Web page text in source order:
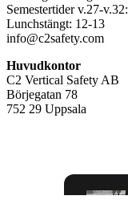
Semestertider v.27-
Lunchstängt: 12-13
info@c2safety.com
Huvudkontor
C2 Vertical Safety AB
Börjegatan 78
752 29 Uppsala